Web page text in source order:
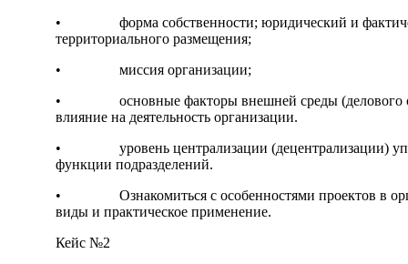
• форма собственности; юридический и
территориального размещения;
• миссия организации;
• основные факторы внешней среды (делового
влияние на деятельность организации.
• уровень централизации (децентрализации)
функции подразделений.
• Ознакомиться с особенностями проектов в
виды и практическое применение.
Кейс №2